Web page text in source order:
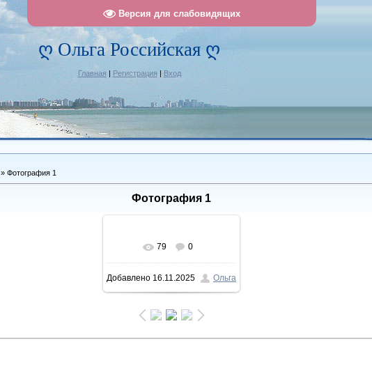
Версия для слабовидящих
ღ Ольга Российская ღ
Главная | Регистрация | Вход
» Фотография 1
Фотография 1
В реальном размере
1137x1463/ 514.1Kb
79 0
Добавлено 16.11.2025 Ольга